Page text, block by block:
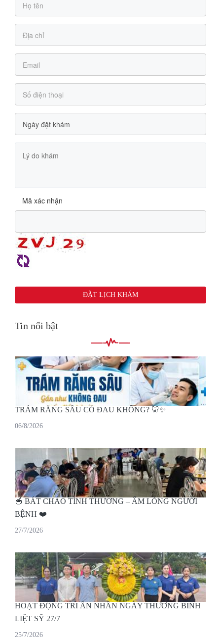
Mã xác nhận
Tin nổi bật
TRÁM RĂNG SÂU CÓ ĐAU KHÔNG? 🦷✨
06/8/2026
🥣 BÁT CHÁO TÌNH THƯƠNG – ẤM LÒNG NGƯỜI
BỆNH ❤️
27/7/2026
HOẠT ĐỘNG TRI ÂN NHÂN NGÀY THƯƠNG BINH
LIỆT SỸ 27/7
25/7/2026